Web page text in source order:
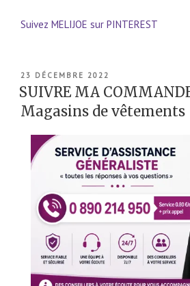
Suivez MELIJOE sur PINTEREST
PUBLIÉ
LE
23 DÉCEMBRE 2022
SUIVRE MA
Magasins de vêtements